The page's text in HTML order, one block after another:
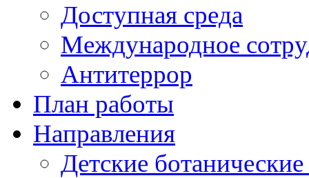
Доступная среда
Международное
Антитеррор
План работы
Направления
Детские